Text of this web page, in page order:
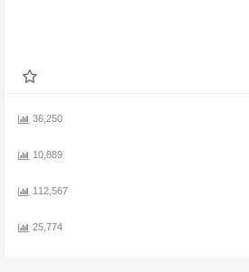
36,250
10,889
112,567
25,774